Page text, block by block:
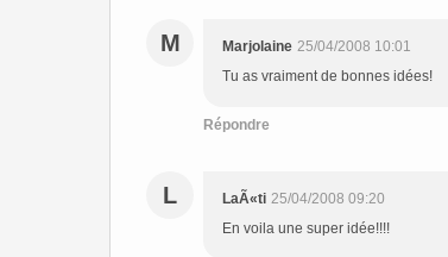
M Marjolaine 25/04/2008 10:01
Tu as vraiment de bonnes idées!
Répondre
L LaÃ«ti 25/04/2008 09:20
En voila une super idée!!!!